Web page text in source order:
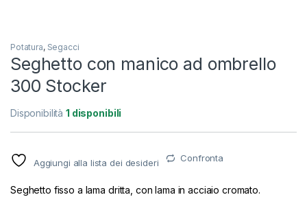
Potatura, Segacci
Seghetto con manico ad ombrello
300 Stocker
Disponibilità1 disponibili
Aggiungi alla lista dei desideri Confronta
Seghetto fisso a lama dritta, con lama in acciaio cromato.